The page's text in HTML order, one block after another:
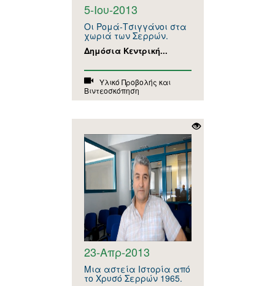
5-Ιου-2013
Οι Ρομά-Τσιγγάνοι στα
χωριά των Σερρών.
Δημόσια Κεντρική...
Υλικό Προβολής και
Βιντεοσκόπηση
23-Απρ-2013
Μια αστεία Ιστορία από
το Χρυσό Σερρών 1965.